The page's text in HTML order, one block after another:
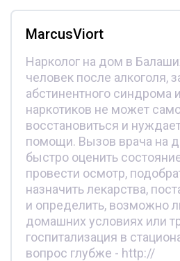
MarcusViort
Нарколог на дом в
человек после алкоголя,
абстинентного синдрома
наркотиков не может
восстановиться и
помощи. Вызов врача на
быстро оценить
провести осмотр,
назначить лекарства,
и определить, возможно
домашних условиях или
госпитализация в
вопрос глубже - http://